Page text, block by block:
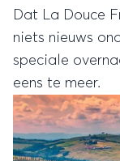
Dat La Douce
niets nieuws
speciale
eens te meer.